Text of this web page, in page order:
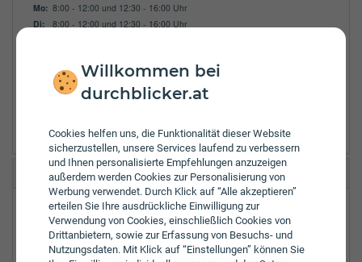
Willkommen bei
durchblicker.at
Cookies helfen uns, die Funktionalität dieser Website
sicherzustellen, unsere Services laufend zu verbessern
und Ihnen personalisierte Empfehlungen anzuzeigen
außerdem werden Cookies zur Personalisierung von
Werbung verwendet. Durch Klick auf “Alle akzeptieren”
erteilen Sie Ihre ausdrückliche Einwilligung zur
Verwendung von Cookies, einschließlich Cookies von
Drittanbietern, sowie zur Erfassung von Besuchs- und
Nutzungsdaten. Mit Klick auf “Einstellungen” können Sie
Mo: 8:00 - 12:00 und 12:30 - 16:00 Uhr
Di:
8:00 - 12:00 und 12:30 - 16:00 Uhr
8:00 - 13:00 Uhr
Zulassungsbezirke:
Allianz Elementar St. Valentin GGW
Hauptstraße 30
4300 St. Valentin